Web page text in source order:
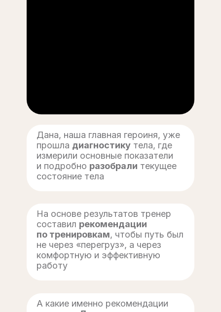
А какие именно рекомендации
На основе результатов тренер
составил рекомендации
по тренировкам, чтобы путь был
не через «перегруз», а через
комфортную и эффективную
работу
Дана, наша главная героиня, уже
прошла диагностику тела, где
измерили основные показатели
и подробно разобрали текущее
состояние тела